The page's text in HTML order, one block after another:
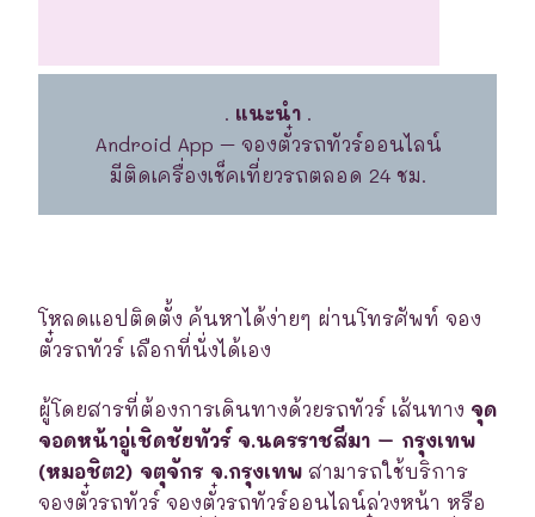
. แนะนำ.
Android App – จองตั๋วรถทัวร์ออนไลน์
มีติดเครื่องเช็คเที่ยวรถตลอด 24 ชม.
โหลดแอปติดตั้ง ค้นหาได้ง่ายๆ ผ่านโทรศัพท์ จอง
ตั๋วรถทัวร์ เลือกที่นั่งได้เอง
ผู้โดยสารที่ต้องการเดินทางด้วยรถทัวร์ เส้นทาง จุด
จอดหน้าอู่เชิดชัยทัวร์ จ.นครราชสีมา – กรุงเทพ
(หมอชิต2) จตุจักร จ.กรุงเทพ สามารถใช้บริการ
จองตั๋วรถทัวร์ จองตั๋วรถทัวร์ออนไลน์ล่วงหน้า หรือ